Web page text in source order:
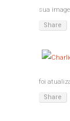
sua
Share
foi
Share